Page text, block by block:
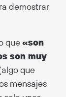
demostrar
que«son
son muy
que
mensajes